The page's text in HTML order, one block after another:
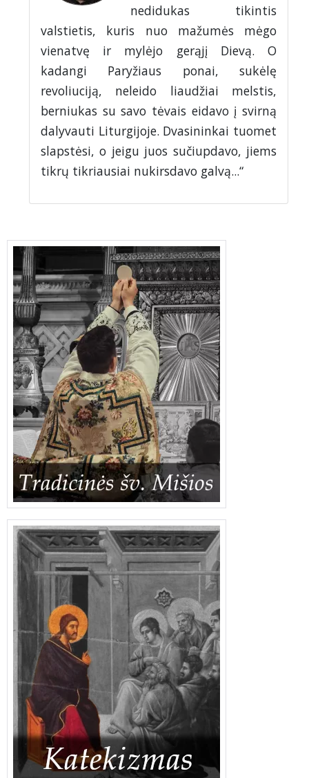
nedidukas tikintis
valstietis, kuris nuo mažumės mėgo
vienatvę ir mylėjo gerąjį Dievą. O
kadangi Paryžiaus ponai, sukėlę
revoliuciją, neleido liaudžiai melstis,
berniukas su savo tėvais eidavo į svirną
dalyvauti Liturgijoje. Dvasininkai tuomet
slapstėsi, o jeigu juos sučiupdavo, jiems
tikrų tikriausiai nukirsdavo galvą...“